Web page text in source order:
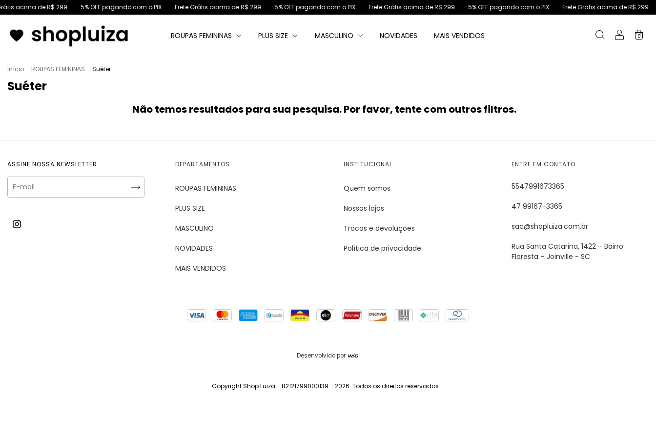
acima de R$ 299 5% OFF pagando com o PIX Frete Grátis acima de R$ 299 5% OFF pagando com o PIX Frete Grátis acima de R$ 299 5% OFF pagando com o PIX Frete Grátis acima de R$ 299
ROUPAS FEMININAS PLUS SIZE MASCULINO NOVIDADES MAIS VENDIDOS 0
Início . ROUPAS FEMININAS . Suéter
Suéter
Não temos resultados para sua pesquisa. Por favor, tente com outros filtros.
ASSINE NOSSA NEWSLETTER DEPARTAMENTOS
ROUPAS FEMININAS
PLUS SIZE
MASCULINO
NOVIDADES
MAIS VENDIDOS
INSTITUCIONAL
Quem somos
Nossas lojas
Trocas e devoluções
Política de privacidade
ENTRE EM CONTATO
5547991673365
47 99167-3365
sac@shopluiza.com.br
Rua Santa Catarina, 1422 – Bairro
Floresta – Joinville - SC
Desenvolvido por
Copyright Shop Luiza - 82121799000139 - 2026. Todos os direitos reservados.